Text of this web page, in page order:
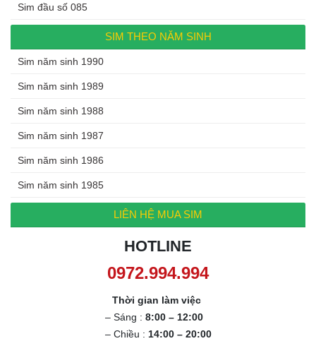
Sim đầu số 085
SIM THEO NĂM SINH
Sim năm sinh 1990
Sim năm sinh 1989
Sim năm sinh 1988
Sim năm sinh 1987
Sim năm sinh 1986
Sim năm sinh 1985
LIÊN HỆ MUA SIM
HOTLINE
0972.994.994
Thời gian làm việc
– Sáng : 8:00 – 12:00
– Chiều : 14:00 – 20:00